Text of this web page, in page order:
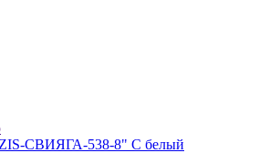
СВИЯГА-538-8" C белый